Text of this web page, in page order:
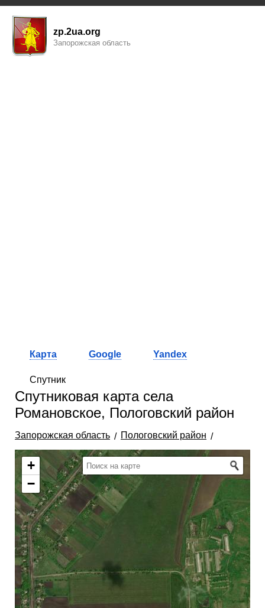
zp.2ua.org
Запорожская область
Карта Google Yandex
Спутник
Спутниковая карта села
Романовское, Пологовский район
Запорожская область Пологовский район
+
−